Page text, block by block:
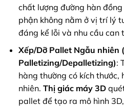
chất lượng đường hàn
phận không nằm ở vị trí lý
đáng kể lỗi và nhu cầu can
Xếp/Dỡ Pallet Ngẫu nhiên
Palletizing/Depalletizing):
hàng thường có kích
nhiên. Thị giác máy 3D
pallet để tạo ra mô hình